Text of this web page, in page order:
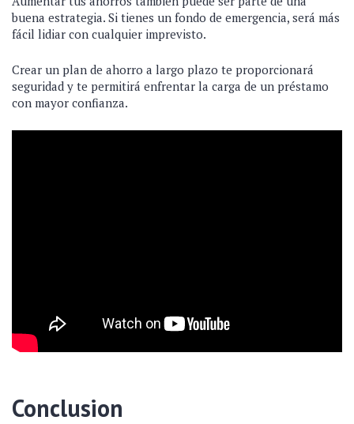
buena estrategia. Si tienes un fondo de emergencia, será más
fácil lidiar con cualquier imprevisto.
Crear un plan de ahorro a largo plazo te proporcionará
seguridad y te permitirá enfrentar la carga de un préstamo
con mayor confianza.
Conclusion